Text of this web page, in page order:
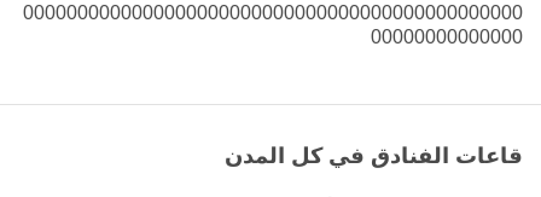
0000000000000000000000000000000000000000000000
00000000000000
قاعات الفنادق في كل المدن